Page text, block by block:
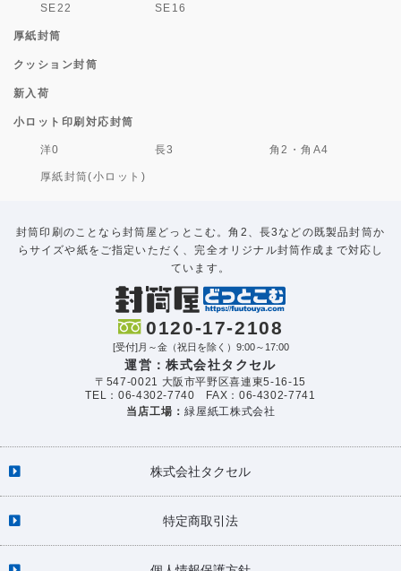
SE22 SE16
厚紙封筒
クッション封筒
新入荷
小ロット印刷対応封筒
洋0 長3 角2・角A4
厚紙封筒(小ロット)
封筒印刷のことなら封筒屋どっとこむ。角2、長3などの既製品封筒か
らサイズや紙をご指定いただく、完全オリジナル封筒作成まで対応し
ています。
0120-17-2108
[受付]月～金（祝日を除く）9:00～17:00
運営：株式会社タクセル
〒547-0021 大阪市平野区喜連東5-16-15
TEL：06-4302-7740 FAX：06-4302-7741
当店工場：緑屋紙工株式会社
株式会社タクセル
特定商取引法